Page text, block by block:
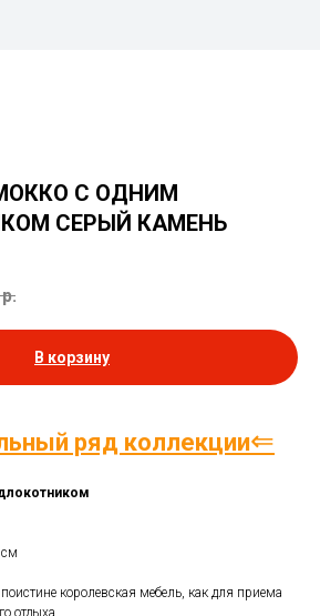
С ОДНИМ
СЕРЫЙ КАМЕНЬ
р.
В корзину
ряд коллекции⇐
см
королевская мебель, как для приема